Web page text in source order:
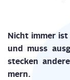
Nicht immer
und muss
ste­cken
mern.